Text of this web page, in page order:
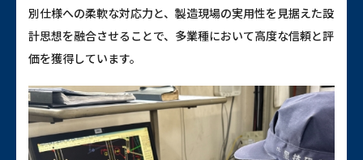
別仕様への柔軟な対応力と、製造現場の実用性を見据えた設
計思想を融合させることで、多業種において高度な信頼と評
価を獲得しています。